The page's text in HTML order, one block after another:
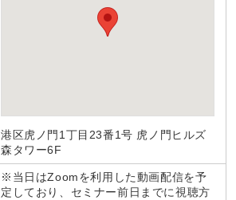
港区虎ノ門1丁目23番1号 虎ノ門ヒルズ
森タワー6F
※当日はZoomを利用した動画配信を予
定しており、セミナー前日までに視聴方